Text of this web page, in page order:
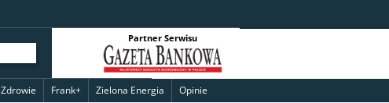
Partner Serwisu
Zdrowie Frank+ Zielona Energia Opinie